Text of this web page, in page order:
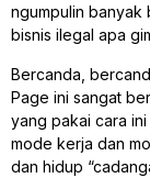
ngumpulin banyak
bisnis ilegal apa
Bercanda,
Page ini sangat
yang pakai cara
mode kerja dan
dan hidup